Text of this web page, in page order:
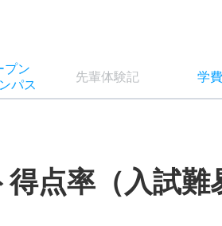
プン
パス
先輩体験記 学費
点率（入試難